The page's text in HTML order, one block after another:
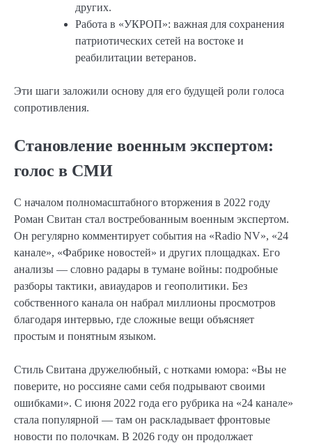
других.
Работа в «УКРОП»: важная для сохранения
патриотических сетей на востоке и
реабилитации ветеранов.
Эти шаги заложили основу для его будущей роли голоса
сопротивления.
Становление военным экспертом:
голос в СМИ
С началом полномасштабного вторжения в 2022 году
Роман Свитан стал востребованным военным экспертом.
Он регулярно комментирует события на «Radio NV», «24
канале», «Фабрике новостей» и других площадках. Его
анализы — словно радары в тумане войны: подробные
разборы тактики, авиаударов и геополитики. Без
собственного канала он набрал миллионы просмотров
благодаря интервью, где сложные вещи объясняет
простым и понятным языком.
Стиль Свитана дружелюбный, с нотками юмора: «Вы не
поверите, но россияне сами себя подрывают своими
ошибками». С июня 2022 года его рубрика на «24 канале»
стала популярной — там он раскладывает фронтовые
новости по полочкам. В 2026 году он продолжает